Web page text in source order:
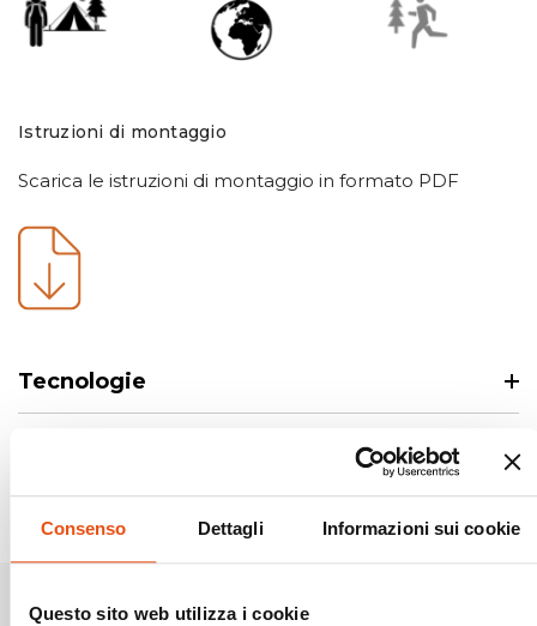
Consenso Dettagli Informazioni sui cookie
Questo sito web utilizza i cookie
Istruzioni di montaggio
Scarica le istruzioni di montaggio in formato PDF
Tecnologie